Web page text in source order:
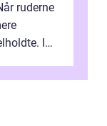
ruderne
I